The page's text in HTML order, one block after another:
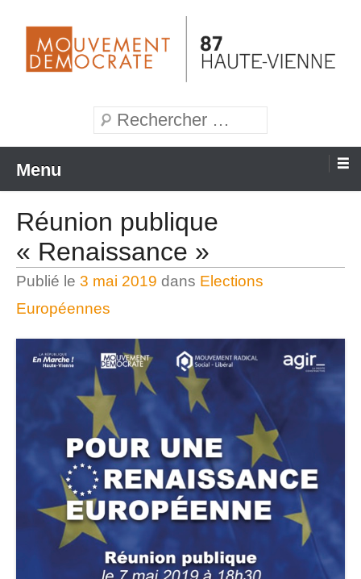
contenu
Recherche
Menu
Réunion publique
« Renaissance »
Publié le 3 mai 2019 dans Elections
Européennes